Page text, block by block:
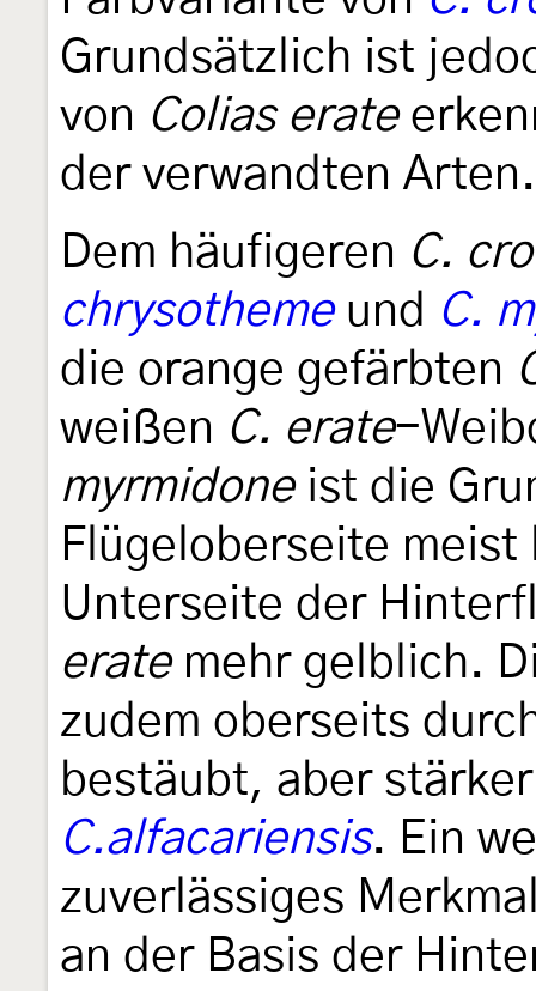
Grundsätzlich ist
von Colias erate
der verwandten Arten.
Dem häufigeren C.
chrysothemeund C.
die orange gefärbten
weißen C. erate-
myrmidoneist die
Flügeloberseite
Unterseite der
eratemehr gelblich.
zudem oberseits
bestäubt, aber
C.alfacariensis. Ein
zuverlässiges
an der Basis der